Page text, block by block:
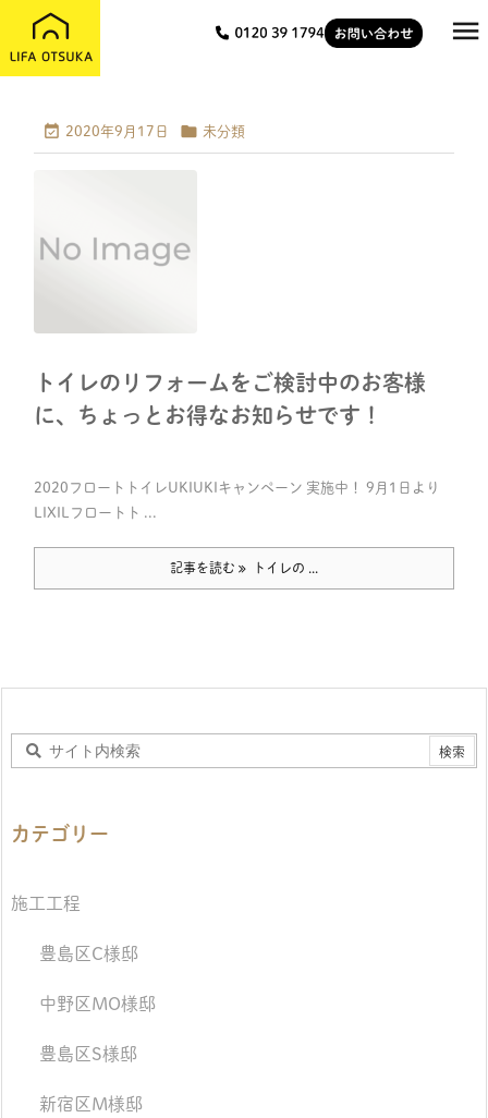

 2020年9月17日  未分類
トイレのリフォームをご検討中のお客様
に、ちょっとお得なお知らせです！
2020フロートトイレUKIUKIキャンペーン 実施中！ 9月1日より
LIXILフロートト ...
記事を読む トイレの ...
カテゴリー
施工工程
豊島区C様邸
中野区MO様邸
豊島区S様邸
新宿区M様邸